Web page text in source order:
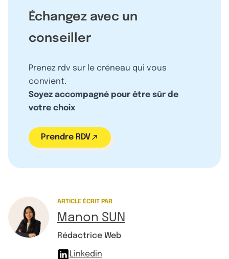
Échangez avec un
conseiller
Prenez rdv sur le créneau qui vous
convient.
Soyez accompagné pour être sûr de
votre choix
Prendre RDV
ARTICLE ÉCRIT PAR
Manon SUN
Rédactrice Web
Linkedin